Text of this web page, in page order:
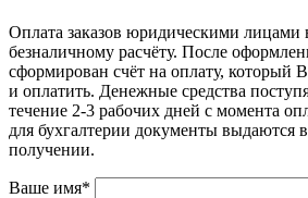
Оплата заказов юридическими лицами
безналичному расчёту. После
сформирован счёт на оплату, который
и оплатить. Денежные средства
течение 2-3 рабочих дней с момента
для бухгалтерии документы выдаются
получении.
Ваше имя*